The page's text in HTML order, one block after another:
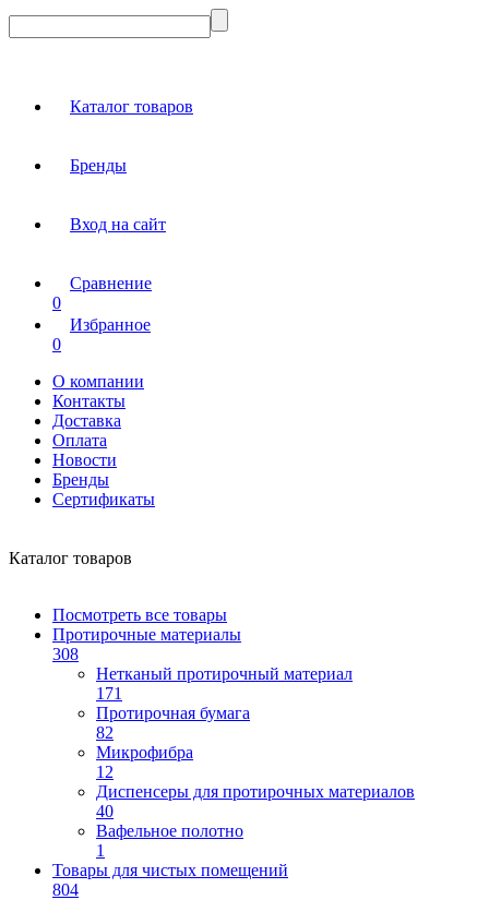
Каталог товаров
Бренды
Вход на сайт
Сравнение
0
Избранное
0
О компании
Контакты
Доставка
Оплата
Новости
Бренды
Сертификаты
Каталог товаров
Посмотреть все товары
Протирочные материалы
308
Нетканый протирочный материал
171
Протирочная бумага
82
Микрофибра
12
Диспенсеры для протирочных материалов
40
Вафельное полотно
1
Товары для чистых помещений
804